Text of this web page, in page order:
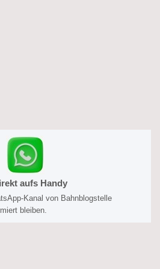
aufs Handy
Kanal von Bahnblogstelle
bleiben.